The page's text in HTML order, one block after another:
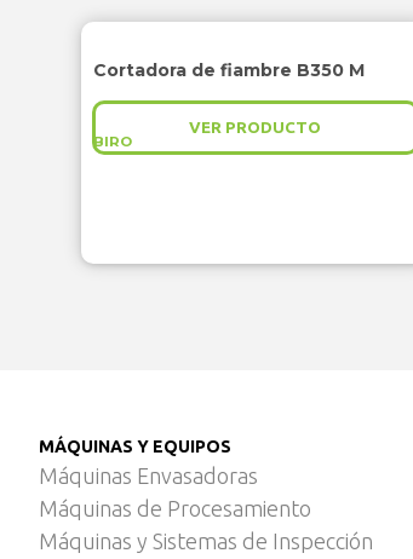
BIRO
Cortadora de fiambre B350 M
VER PRODUCTO
MÁQUINAS Y EQUIPOS
Máquinas Envasadoras
Máquinas de Procesamiento
Máquinas y Sistemas de Inspección